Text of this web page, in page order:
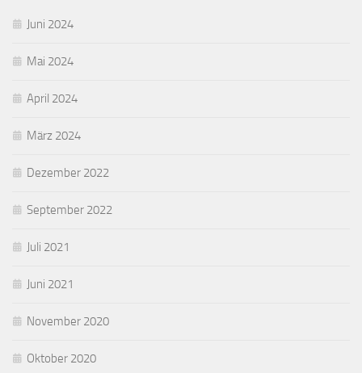
Juni 2024
Mai 2024
April 2024
März 2024
Dezember 2022
September 2022
Juli 2021
Juni 2021
November 2020
Oktober 2020